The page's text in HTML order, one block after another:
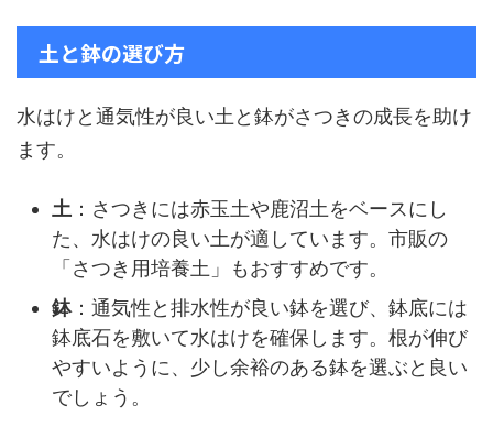
土と鉢の選び方
水はけと通気性が良い土と鉢がさつきの成長を助け
ます。
土 ：さつきには赤玉土や鹿沼土をベースにし
た、水はけの良い土が適しています。市販の
「さつき用培養土」もおすすめです。
鉢：通気性と排水性が良い鉢を選び、鉢底には
鉢底石を敷いて水はけを確保します。根が伸び
やすいように、少し余裕のある鉢を選ぶと良い
でしょう。